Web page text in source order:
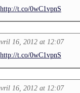
http://t.co/0wC1vpnS
16, 2012 at 12:07
http://t.co/0wC1vpnS
16, 2012 at 12:07